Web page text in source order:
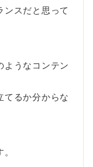
ンスだと思って
ようなコンテン
てるか分からな